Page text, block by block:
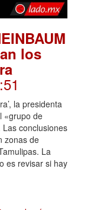
los
la presidenta
«grupo de
conclusiones
zonas de
La
es revisar si hay